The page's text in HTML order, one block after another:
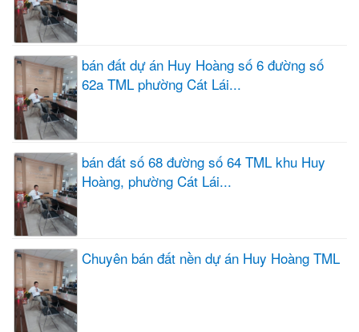
bán đất dự án Huy Hoàng số 6 đường số
62a TML phường Cát Lái...
bán đất số 68 đường số 64 TML khu Huy
Hoàng, phường Cát Lái...
Chuyên bán đất nền dự án Huy Hoàng TML